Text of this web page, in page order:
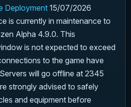
Deployment 15/07/2026
is currently in maintenance to
Alpha 4.9.0. This
is not expected to exceed
to the game have
will go offline at 2345
strongly advised to safely
and equipment before